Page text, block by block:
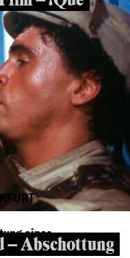
– Abschottung